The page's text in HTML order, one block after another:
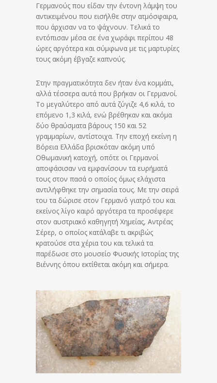
Γερμανούς που είδαν την έντονη λάμψη του
αντικειμένου που εισήλθε στην ατμόσφαιρα,
που άρχισαν να το ψάχνουν. Τελικά το
εντόπισαν μέσα σε ένα χωράφι περίπου 48
ώρες αργότερα και σύμφωνα με τις μαρτυρίες
τους ακόμη έβγαζε καπνούς.
Στην πραγματικότητα δεν ήταν ένα κομμάτι,
αλλά τέσσερα αυτά που βρήκαν οι Γερμανοί.
Το μεγαλύτερο από αυτά ζύγιζε 4,6 κιλά, το
επόμενο 1,3 κιλά, ενώ βρέθηκαν και ακόμα
δύο θραύσματα βάρους 150 και 52
γραμμαρίων, αντίστοιχα. Την εποχή εκείνη η
Βόρεια Ελλάδα βρισκόταν ακόμη υπό
Οθωμανική κατοχή, οπότε οι Γερμανοί
αποφάσισαν να εμφανίσουν τα ευρήματά
τους στον πασά ο οποίος όμως ελάχιστα
αντιλήφθηκε την σημασία τους. Με την σειρά
του τα δώρισε στον Γερμανό γιατρό του και
εκείνος λίγο καιρό αργότερα τα προσέφερε
στον αυστριακό καθηγητή Χημείας, Αντρέας
Σέρερ, ο οποίος κατάλαβε τι ακριβώς
κρατούσε στα χέρια του και τελικά τα
παρέδωσε στο μουσείο Φυσικής Ιστορίας της
Βιέννης όπου εκτίθεται ακόμη και σήμερα.